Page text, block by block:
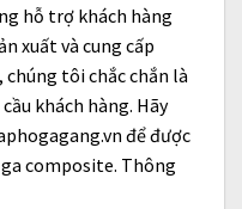
hỗ trợ khách hàng
xuất và cung cấp
tôi chắc chắn là
khách hàng. Hãy
để được
composite. Thông